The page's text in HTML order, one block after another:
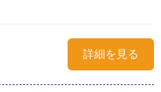
詳細を見る